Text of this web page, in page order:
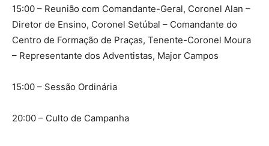
15:00 – Reunião com Comandante-Geral, Coronel Alan –
Diretor de Ensino, Coronel Setúbal – Comandante do
Centro de Formação de Praças, Tenente-Coronel Moura
– Representante dos Adventistas, Major Campos
15:00 – Sessão Ordinária
20:00 – Culto de Campanha